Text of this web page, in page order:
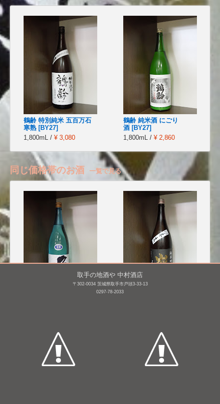
鶴齢 特別純米 五百万石
寒熟 [BY27]
1,800mL / ¥ 3,080
鶴齢 純米酒 にごり
酒 [BY27]
1,800mL / ¥ 2,860
同じ価格帯のお酒 一覧で見る
巌 純米吟醸 山田錦(黒) 無
取手の地酒や 中村酒店
〒302-0034 茨城県取手市戸頭3-33-13
0297-78-2033